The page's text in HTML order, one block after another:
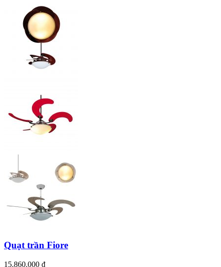
Quạt trần Fiore
15.860.000 ₫